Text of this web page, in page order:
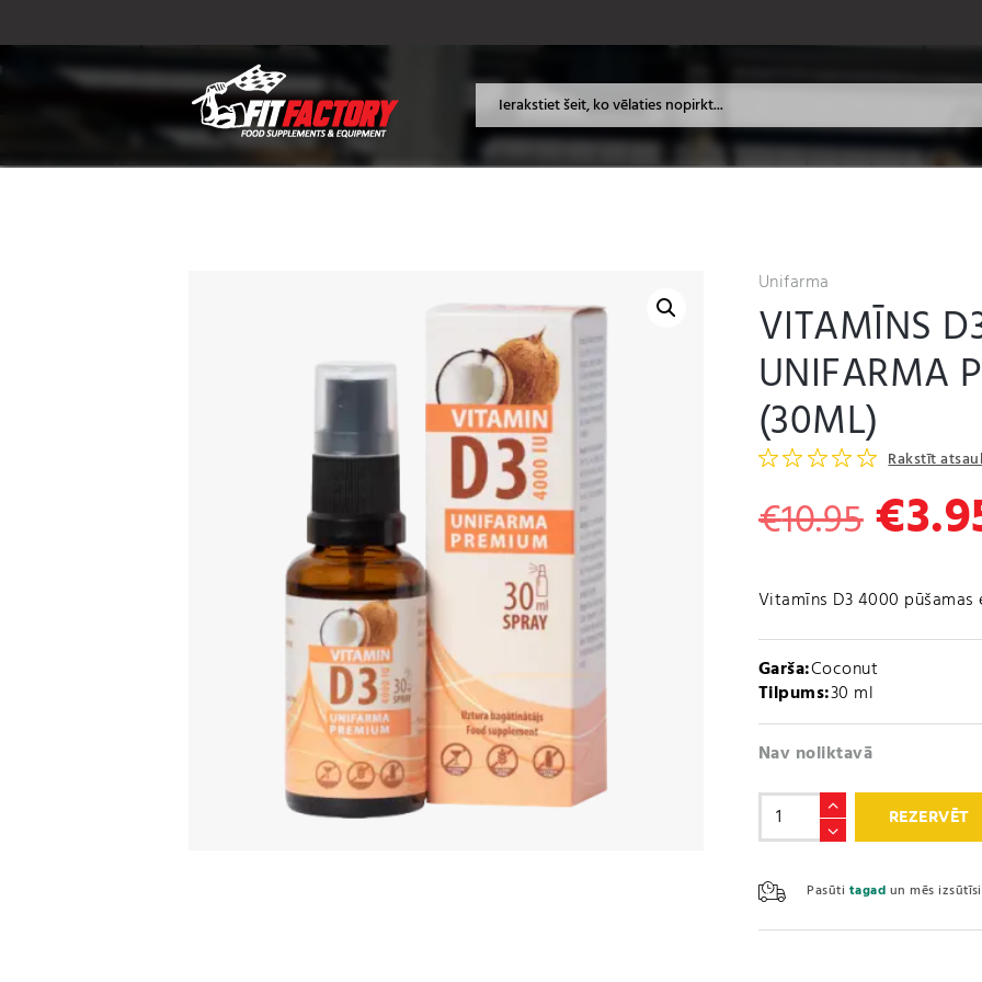
Unifarma
VITAMĪNS
UNIFARMA
(30ML)
Rakstīt
€10.95
was:
€
Vitamīns D3 4000
Garša:Coconut
Tilpums:30 ml
Nav noliktavā
Vitamīns
UNIFARMA
PREMIUM
SPRAY
REZERVĒT
Pasūti tagad un mēs